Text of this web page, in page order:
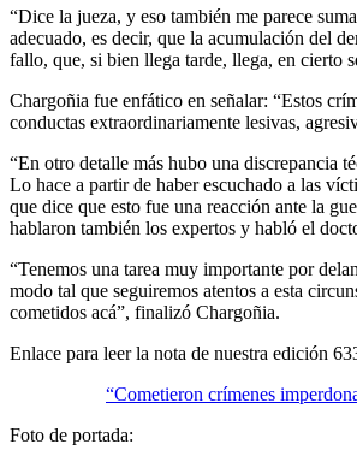
“Dice la jueza, y eso también me parece
adecuado, es decir, que la acumulación del
fallo, que, si bien llega tarde, llega, en cierto
Chargoñia fue enfático en señalar: “Estos
conductas extraordinariamente lesivas,
“En otro detalle más hubo una discrepancia
Lo hace a partir de haber escuchado a las
que dice que esto fue una reacción ante la
hablaron también los expertos y habló el
“Tenemos una tarea muy importante por
modo tal que seguiremos atentos a esta
cometidos acá”, finalizó Chargoñia.
Enlace para leer la nota de nuestra edición
“Cometieron crímenes
Foto de portada: